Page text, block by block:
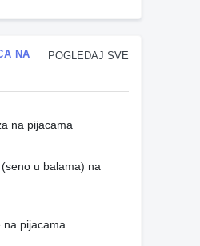
POGLEDAJ SVE
NA
na pijacama
u balama) na
na pijacama